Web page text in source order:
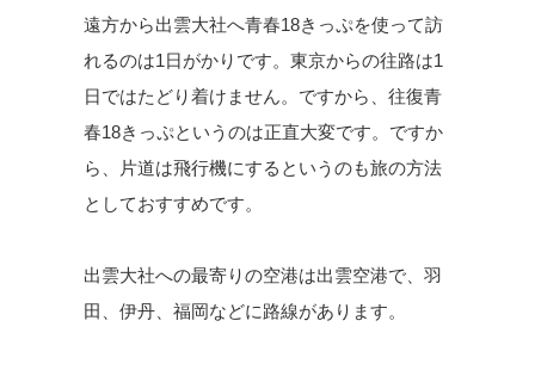
遠方から出雲大社へ青春18きっぷを使って訪
れるのは1日がかりです。東京からの往路は1
日ではたどり着けません。ですから、往復青
春18きっぷというのは正直大変です。ですか
ら、片道は飛行機にするというのも旅の方法
としておすすめです。
出雲大社への最寄りの空港は出雲空港で、羽
田、伊丹、福岡などに路線があります。